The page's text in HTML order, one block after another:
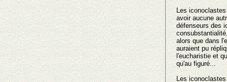
Les
avoir aucune
défenseurs des
alors que dans
auraient pu
l'eucharistie et
qu'au figuré...
Les